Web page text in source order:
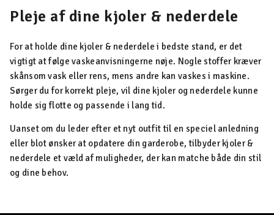
Pleje af dine kjoler & nederdele
For at holde dine kjoler & nederdele i bedste stand, er det
vigtigt at følge vaskeanvisningerne nøje. Nogle stoffer kræver
skånsom vask eller rens, mens andre kan vaskes i maskine.
Sørger du for korrekt pleje, vil dine kjoler og nederdele kunne
holde sig flotte og passende i lang tid.
Uanset om du leder efter et nyt outfit til en speciel anledning
eller blot ønsker at opdatere din garderobe, tilbyder kjoler &
nederdele et væld af muligheder, der kan matche både din stil
og dine behov.